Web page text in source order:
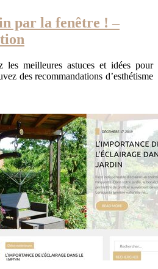
par la fenêtre ! –
les meilleures astuces et idées pour
des recommandations d’esthétisme